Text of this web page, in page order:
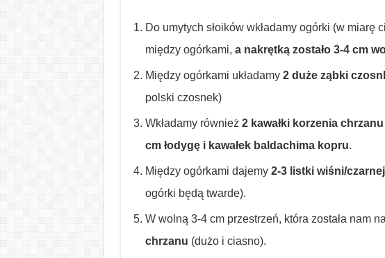
Do umytych słoików wkładamy ogórki (w miarę
między ogórkami, a nakrętką zostało 3-4 cm
Między ogórkami układamy 2 duże ząbki
polski czosnek)
Wkładamy również 2 kawałki korzenia chrzanu
cm łodygę i kawałek baldachima kopru.
Między ogórkami dajemy 2-3 listki wiśni/
ogórki będą twarde).
W wolną 3-4 cm przestrzeń, która została nam
chrzanu (dużo i ciasno).